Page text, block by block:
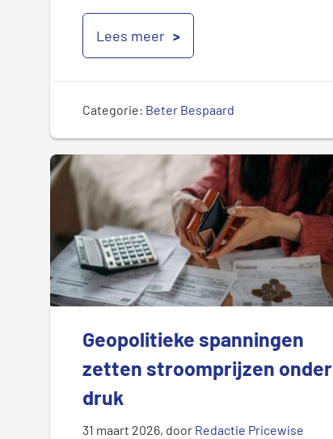
Lees meer
Categorie: Beter Bespaard
Geopolitieke spanningen
zetten stroomprijzen onder
druk
31 maart 2026, door Redactie Pricewise